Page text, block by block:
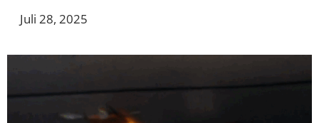
Juli 28, 2025